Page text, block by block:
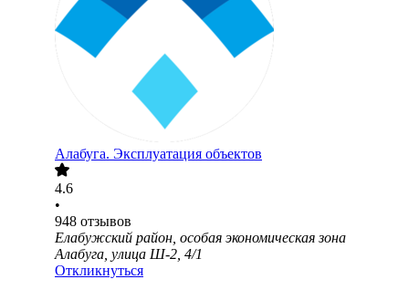
Алабуга. Эксплуатация объектов
4.6
•
948 отзывов
Елабужский район, особая экономическая зона
Алабуга, улица Ш-2, 4/1
Откликнуться